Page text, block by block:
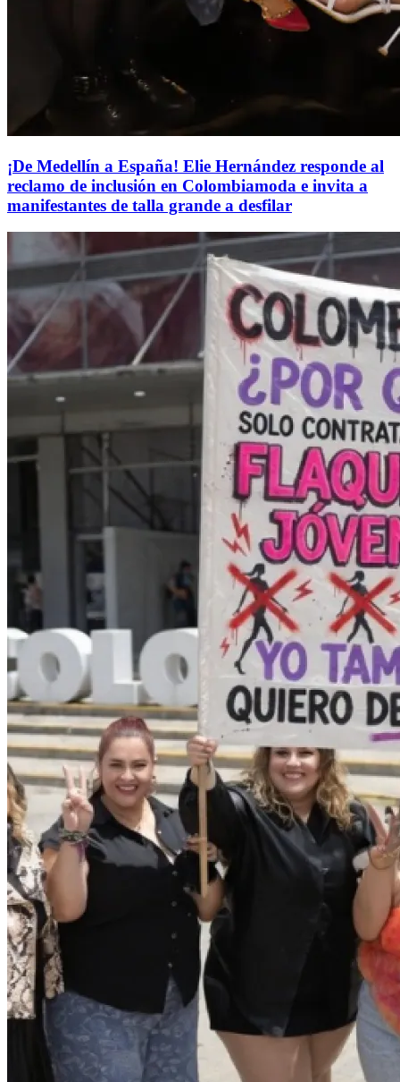
¡De Medellín a España! Elie Hernández responde al
reclamo de inclusión en Colombiamoda e invita a
manifestantes de talla grande a desfilar